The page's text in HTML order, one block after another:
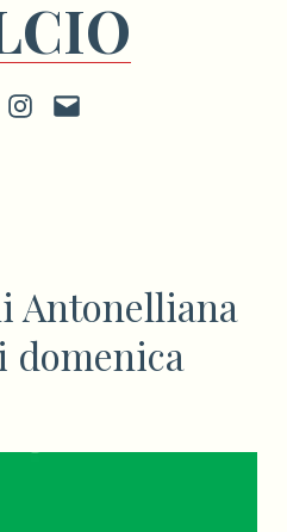
Instagram
scrivi
Antonelliana
domenica